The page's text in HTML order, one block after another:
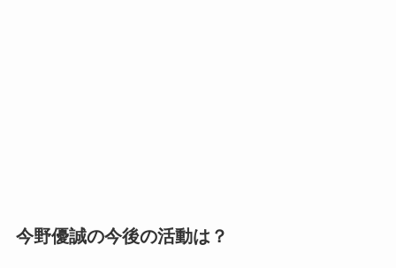
今野優誠の今後の活動は？